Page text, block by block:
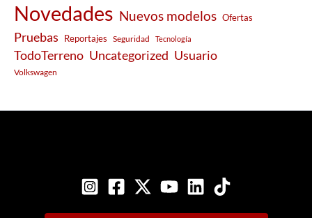
Novedades Nuevos modelos Ofertas
Pruebas Reportajes Seguridad Tecnología
TodoTerreno Uncategorized Usuario
Volkswagen